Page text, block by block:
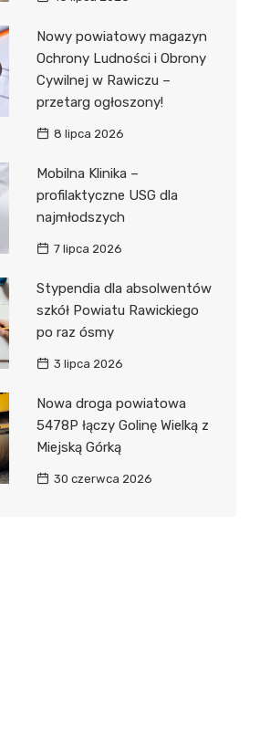
Nowy powiatowy magazyn
Ochrony Ludności i Obrony
Cywilnej w Rawiczu –
przetarg ogłoszony!
8 lipca 2026
Mobilna Klinika –
profilaktyczne USG dla
najmłodszych
7 lipca 2026
Stypendia dla absolwentów
szkół Powiatu Rawickiego
po raz ósmy
3 lipca 2026
Nowa droga powiatowa
5478P łączy Golinę Wielką z
Miejską Górką
30 czerwca 2026